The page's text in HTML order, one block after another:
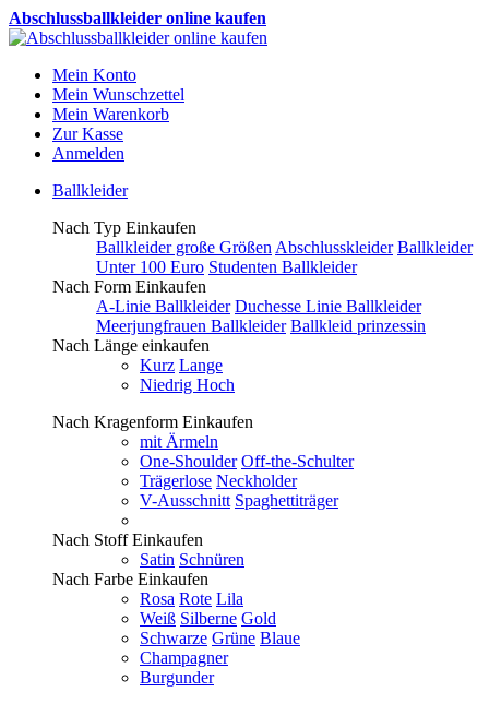
Abschlussballkleider online kaufen
Mein Konto
Mein Wunschzettel
Mein Warenkorb
Zur Kasse
Anmelden
Ballkleider
Nach Typ Einkaufen
Ballkleider große Größen Abschlusskleider Ballkleider
Unter 100 Euro Studenten Ballkleider
Nach Form Einkaufen
A-Linie Ballkleider Duchesse Linie Ballkleider
Meerjungfrauen Ballkleider Ballkleid prinzessin
Nach Länge einkaufen
Kurz Lange
Niedrig Hoch
Nach Kragenform Einkaufen
mit Ärmeln
One-Shoulder Off-the-Schulter
Trägerlose Neckholder
V-Ausschnitt Spaghettiträger
Nach Stoff Einkaufen
Satin Schnüren
Nach Farbe Einkaufen
Rosa Rote Lila
Weiß Silberne Gold
Schwarze Grüne Blaue
Champagner
Burgunder